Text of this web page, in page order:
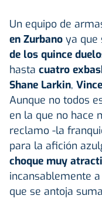
Un equipo de
en Zurbano ya que
de los quince
hasta cuatro
Shane Larkin,
Aunque no todos
en la que no hace
reclamo -la
para la afición
choque muy
incansablemente
que se antoja